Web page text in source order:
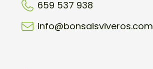
659 537 938
info@bonsaisviveros.com